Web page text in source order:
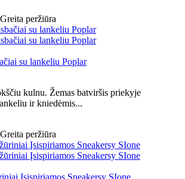
Greita peržiūra
su lankeliu Poplar
kulnu. Žemas batviršis priekyje
ir kniedėmis...
Greita peržiūra